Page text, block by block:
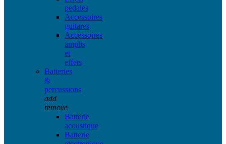
pedales
Accessoires
guitares
Accessoires
amplis
et
effets
Batteries
&
percussions
add
remove
Batterie
acoustique
Batterie